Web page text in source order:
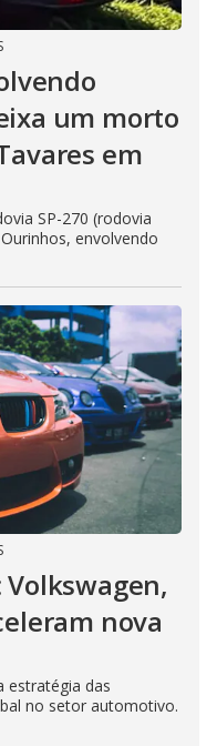
um morto
em
SP-270 (rodovia
envolvendo
nova
estratégia das
no setor automotivo.